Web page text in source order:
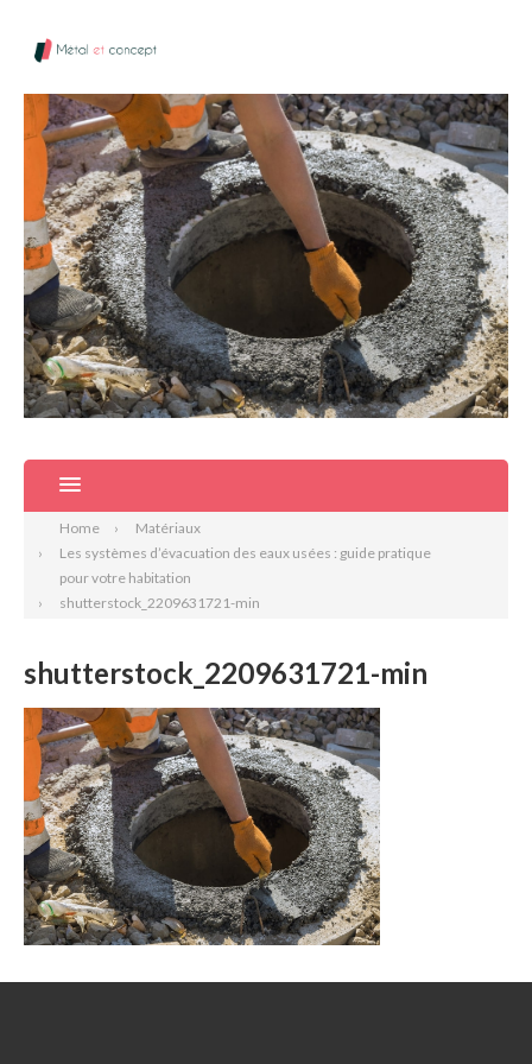
Home
Matériaux
Les systèmes d’évacuation des eaux usées : guide pratique
pour votre habitation
shutterstock_2209631721-min
shutterstock_2209631721-min